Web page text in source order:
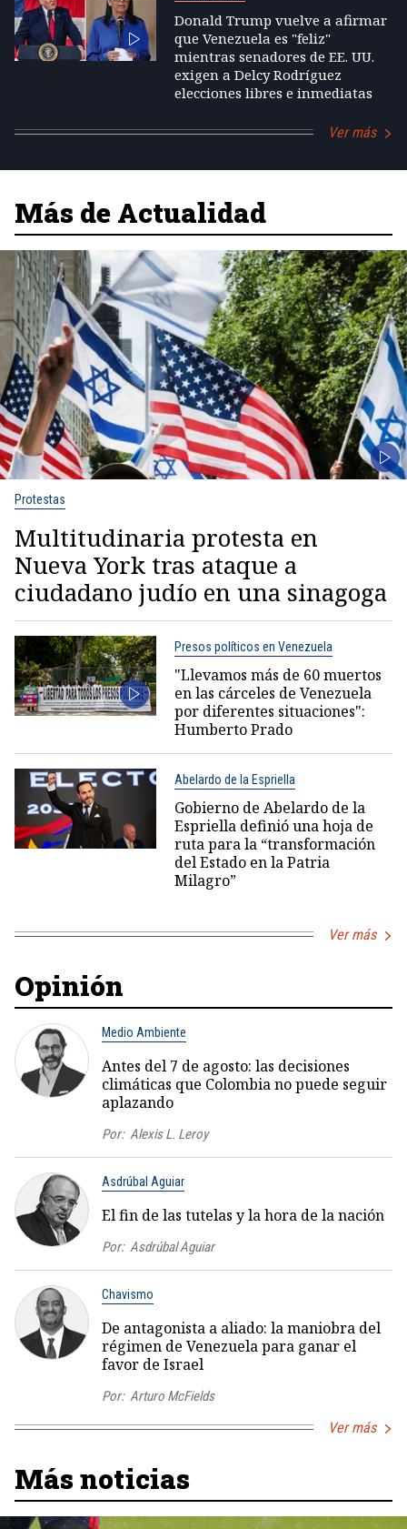
Donald Trump vuelve a afirmar
que Venezuela es "feliz"
mientras senadores de EE. UU.
exigen a Delcy Rodríguez
elecciones libres e inmediatas
Ver más
Más de Actualidad
Protestas
Multitudinaria protesta en
Nueva York tras ataque a
ciudadano judío en una sinagoga
Presos políticos en Venezuela
"Llevamos más de 60 muertos
en las cárceles de Venezuela
por diferentes situaciones":
Humberto Prado
Abelardo de la Espriella
Gobierno de Abelardo de la
Espriella definió una hoja de
ruta para la “transformación
del Estado en la Patria
Milagro”
Ver más
Opinión
Medio Ambiente
Antes del 7 de agosto: las decisiones
climáticas que Colombia no puede seguir
aplazando
Por: Alexis L. Leroy
Asdrúbal Aguiar
El fin de las tutelas y la hora de la nación
Por: Asdrúbal Aguiar
Chavismo
De antagonista a aliado: la maniobra del
régimen de Venezuela para ganar el
favor de Israel
Por: Arturo McFields
Ver más
Más noticias